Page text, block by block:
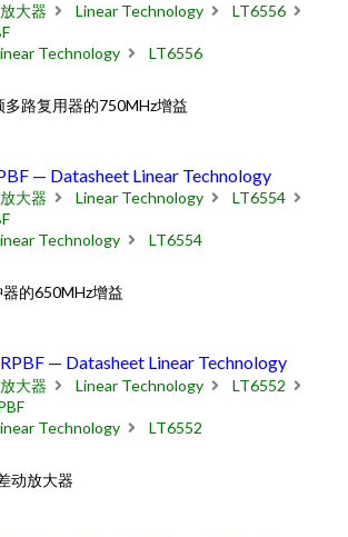
大器 Linear Technology
LT6556
Technology LT6556
路复用器的750MHz增益
— Datasheet Linear Technology
大器 Linear Technology
LT6554
Technology LT6554
的650MHz增益
— Datasheet Linear Technology
大器 Linear Technology
LT6552
Technology LT6552
动放大器